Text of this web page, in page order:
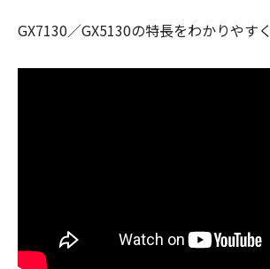
GX7130／GX5130の特長をわかりやす